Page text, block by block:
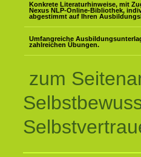
Konkrete Literaturhinweise, mit
Nexus NLP-Online-Bibliothek,
abgestimmt auf Ihren
Umfangreiche
zahlreichen Übungen.
zum